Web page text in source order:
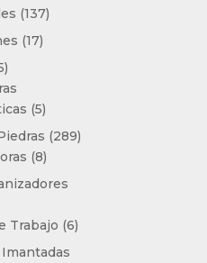
137137
1717
5
productos
55
productos
289289
88
Trabajo 66